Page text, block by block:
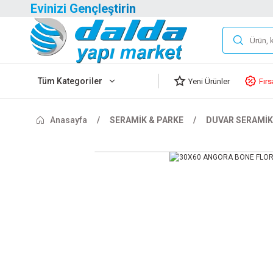
Evinizi Gençleştirin
Tüm Kategoriler Yeni Ürünler
Anasayfa SERAMİK & PARKE DUVAR